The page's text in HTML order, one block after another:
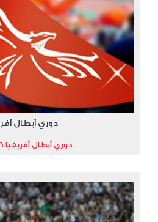
دوري أبطال
دوري أبطال أفريقيا 2025/2026